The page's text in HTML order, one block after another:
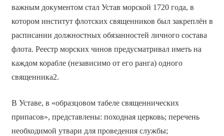
важным документом стал Устав морской 1720 года, в
котором институт флотских священников был закреплён в
расписании должностных обязанностей личного состава
флота. Реестр морских чинов предусматривал иметь на
каждом корабле (независимо от его ранга) одного
священника2.
В Уставе, в «образцовом табеле священнических
припасов», представлены: походная церковь; перечень
необходимой утвари для проведения службы;